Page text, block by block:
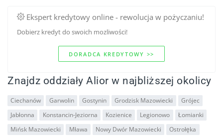
Ekspert kredytowy online - rewolucja w pożyczaniu!
Dobierz kredyt do swoich mozliwości!
DORADCA KREDYTOWY >>
Znajdz oddziały Alior w najbliższej okolicy
Ciechanów Garwolin Gostynin Grodzisk Mazowiecki
Grójec
Jabłonna
Konstancin-Jeziorna Kozienice Legionowo
Łomianki
Mińsk Mazowiecki
Mława Nowy Dwór Mazowiecki
Ostrołęka